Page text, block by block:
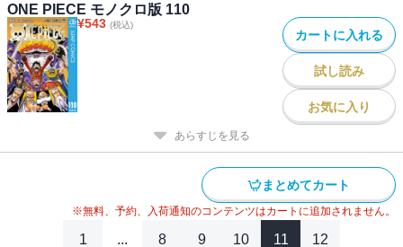
ONE PIECE モノクロ版 110
¥543 (税込)
カートに入れる
試し読み
お気に入り
あらすじを見る
まとめてカート
※無料、予約、入荷通知のコンテンツはカートに追加されません。
1 ... 8 9 10 11 12